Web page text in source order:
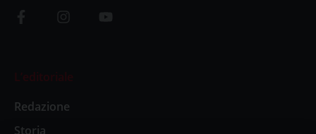
L’editoriale
Redazione
Storia